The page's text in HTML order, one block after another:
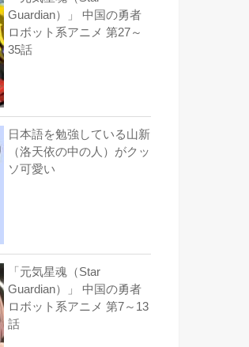
Guardian）」 中国の勇者
ロボット系アニメ 第27～
35話
日本語を勉強している山新
（洛天依の中の人）がクッ
ソ可愛い
「元気星魂（Star
Guardian）」 中国の勇者
ロボット系アニメ 第7～13
話